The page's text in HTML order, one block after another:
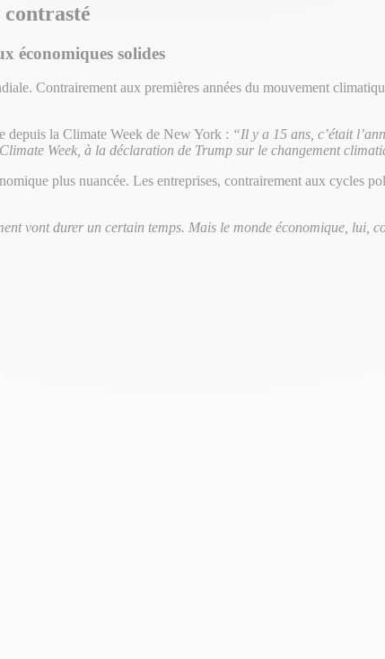
économiques solides
Contrairement aux premières années du mouvement
depuis la Climate Week de New York : “Il y a 15 ans, c’était
Week, à la déclaration de Trump sur le changement
plus nuancée. Les entreprises, contrairement aux cycles
vont durer un certain temps. Mais le monde économique, lui,